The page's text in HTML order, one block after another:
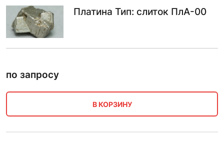
Платина Тип: слиток ПлА-00
по запросу
В КОРЗИНУ